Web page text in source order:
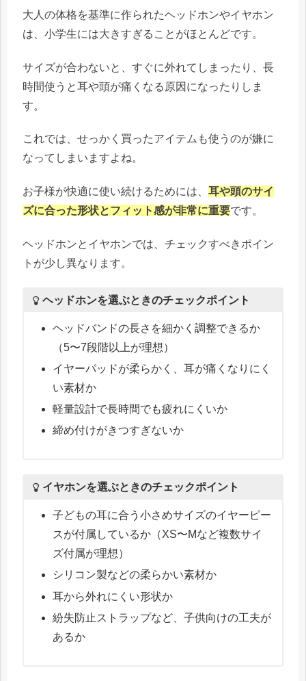
大人の体格を基準に作られたヘッドホンやイヤホン
は、小学生には大きすぎることがほとんどです。
サイズが合わないと、すぐに外れてしまったり、長
時間使うと耳や頭が痛くなる原因になったりしま
す。
これでは、せっかく買ったアイテムも使うのが嫌に
なってしまいますよね。
お子様が快適に使い続けるためには、 耳や頭のサイ
ズに合った形状とフィット感が非常に重要です。
ヘッドホンとイヤホンでは、チェックすべきポイン
トが少し異なります。
ヘッドホンを選ぶときのチェックポイント
ヘッドバンドの長さを細かく調整できるか
（5〜7段階以上が理想）
イヤーパッドが柔らかく、耳が痛くなりにく
い素材か
軽量設計で長時間でも疲れにくいか
締め付けがきつすぎないか
イヤホンを選ぶときのチェックポイント
子どもの耳に合う小さめサイズのイヤーピー
スが付属しているか（XS〜Mなど複数サイ
ズ付属が理想）
シリコン製などの柔らかい素材か
耳から外れにくい形状か
紛失防止ストラップなど、子供向けの工夫が
あるか